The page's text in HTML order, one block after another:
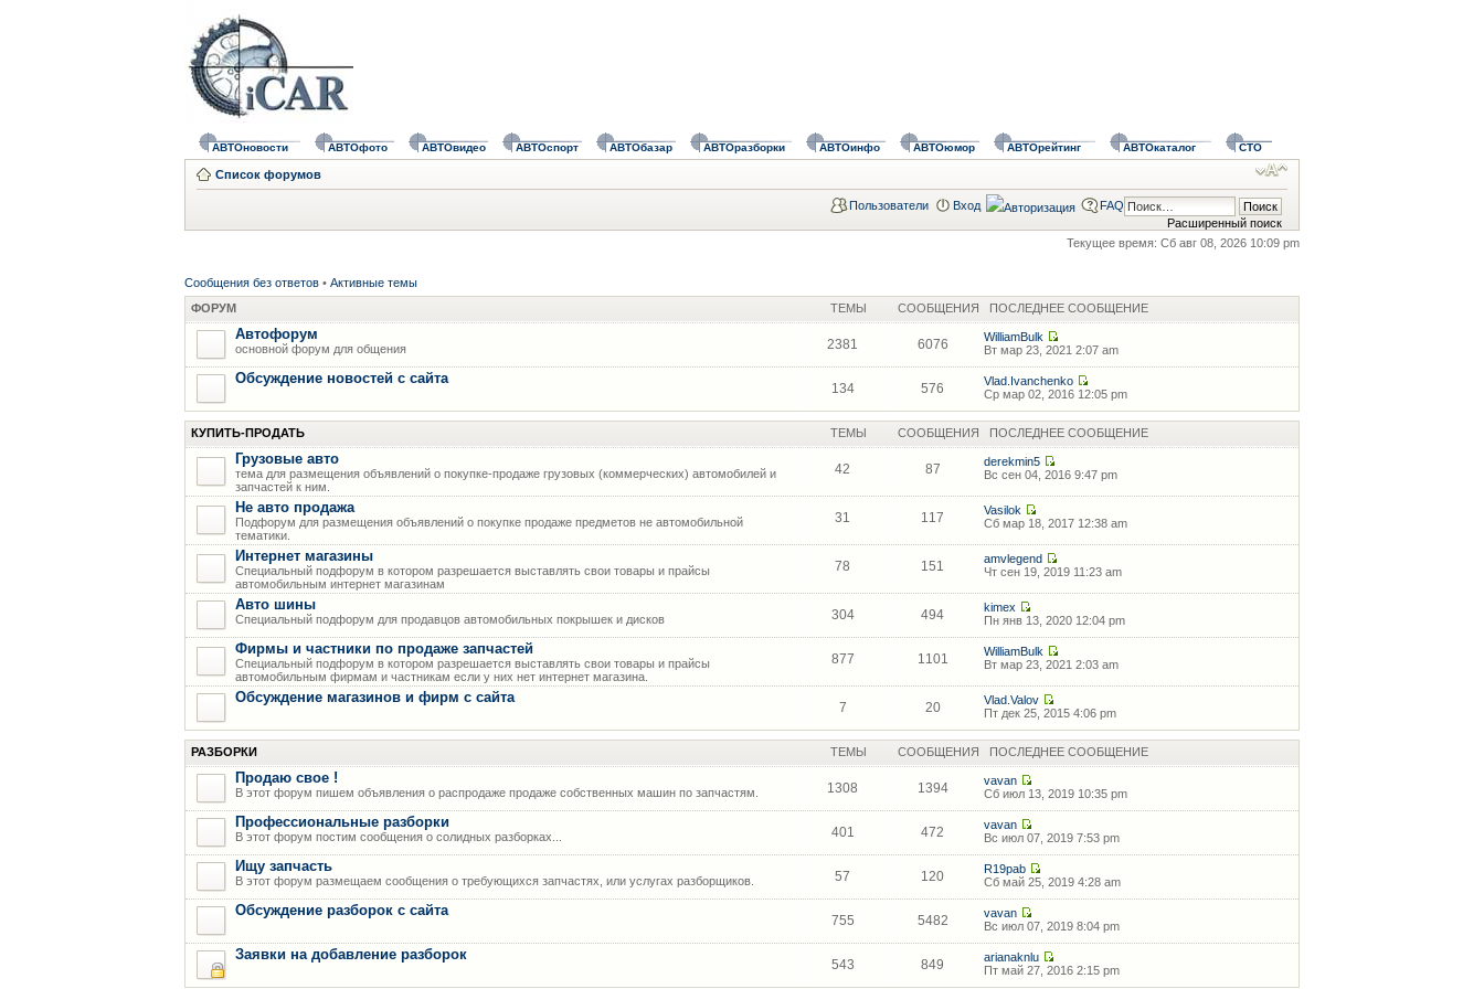
АВТОновости АВТОфото АВТОвидео АВТОспорт АВТОбазар АВТОразборки АВТОинфо АВТОюмор АВТОрейтинг АВТОкаталог СТО
Список форумов
Расширенный поиск
Пользователи Вход FAQ
Текущее время: Сб авг 08, 2026 10:09 pm
Сообщения без ответов • Активные темы
ФОРУМ
ТЕМЫ СООБЩЕНИЯ ПОСЛЕДНЕЕ СООБЩЕНИЕ
Автофорум
основной форум для общения 2381 6076
WilliamBulk
Вт мар 23, 2021 2:07 am
Обсуждение новостей с сайта
134 576
Vlad.Ivanchenko
Ср мар 02, 2016 12:05 pm
КУПИТЬ-ПРОДАТЬ ТЕМЫ СООБЩЕНИЯ ПОСЛЕДНЕЕ СООБЩЕНИЕ
Грузовые авто
тема для размещения объявлений о покупке-продаже грузовых (коммерческих) автомобилей и
запчастей к ним.
42 87
derekmin5
Вс сен 04, 2016 9:47 pm
Не авто продажа
Подфорум для размещения объявлений о покупке продаже предметов не автомобильной
тематики.
31 117
Vasilok
Сб мар 18, 2017 12:38 am
Интернет магазины
Специальный подфорум в котором разрешается выставлять свои товары и прайсы
автомобильным интернет магазинам
78 151
amvlegend
Чт сен 19, 2019 11:23 am
Авто шины
Специальный подфорум для продавцов автомобильных покрышек и дисков 304 494
kimex
Пн янв 13, 2020 12:04 pm
Фирмы и частники по продаже запчастей
Специальный подфорум в котором разрешается выставлять свои товары и прайсы
автомобильным фирмам и частникам если у них нет интернет магазина.
877 1101
WilliamBulk
Вт мар 23, 2021 2:03 am
Обсуждение магазинов и фирм с сайта
7 20
Vlad.Valov
Пт дек 25, 2015 4:06 pm
РАЗБОРКИ ТЕМЫ СООБЩЕНИЯ ПОСЛЕДНЕЕ СООБЩЕНИЕ
Продаю свое !
В этот форум пишем объявления о распродаже продаже собственных машин по запчастям. 1308 1394
vavan
Сб июл 13, 2019 10:35 pm
Профессиональные разборки
В этот форум постим сообщения о солидных разборках... 401 472
vavan
Вс июл 07, 2019 7:53 pm
Ищу запчасть
В этот форум размещаем сообщения о требующихся запчастях, или услугах разборщиков. 57 120
R19pab
Сб май 25, 2019 4:28 am
Обсуждение разборок с сайта
755 5482
vavan
Вс июл 07, 2019 8:04 pm
Заявки на добавление разборок
543 849
arianaknlu
Пт май 27, 2016 2:15 pm